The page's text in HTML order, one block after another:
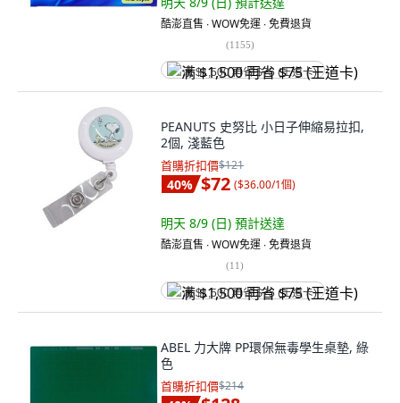
酷澎直售 ∙ WOW免運 ∙ 免費退貨
(1155)
满 $1,500 再省 $75 (王道卡)
PEANUTS 史努比 小日子伸縮易拉扣,
2個, 淺藍色
首購折扣價$121
40% $72 ($36.00/1個)
明天 8/9 (日) 預計送達
酷澎直售 ∙ WOW免運 ∙ 免費退貨
(11)
满 $1,500 再省 $75 (王道卡)
ABEL 力大牌 PP環保無毒學生桌墊, 綠
色
首購折扣價$214